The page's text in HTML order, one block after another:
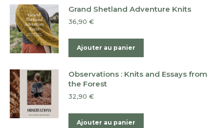
Grand Shetland Adventure Knits
36,90 €
Ajouter au panier
Observations : Knits and Essays from
the Forest
32,90 €
Ajouter au panier